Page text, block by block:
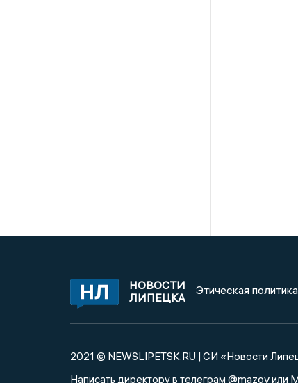
НОВОСТИ
ЛИПЕЦКА
Этическая
2021 © NEWSLIPETSK.RU | СИ «Новости
Написать директору в телеграм @mazovили